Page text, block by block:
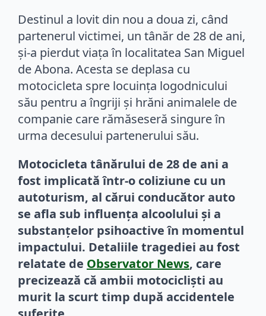
Destinul a lovit din nou a doua zi, când
partenerul victimei, un tânăr de 28 de ani,
și-a pierdut viața în localitatea San Miguel
de Abona. Acesta se deplasa cu
motocicleta spre locuința logodnicului
său pentru a îngriji și hrăni animalele de
companie care rămăseseră singure în
urma decesului partenerului său.
Motocicleta tânărului de 28 de ani a
fost implicată într-o coliziune cu un
autoturism, al cărui conducător auto
se afla sub influența alcoolului și a
substanțelor psihoactive în momentul
impactului. Detaliile tragediei au fost
relatate de Observator News, care
precizează că ambii motocicliști au
murit la scurt timp după accidentele